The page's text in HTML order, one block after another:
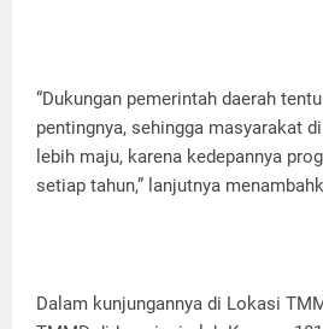
“Dukungan pemerintah daerah
pentingnya, sehingga masyarakat
lebih maju, karena kedepannya
setiap tahun,” lanjutnya
Dalam kunjungannya di Lokasi